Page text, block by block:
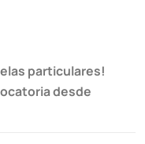
particulares!
desde